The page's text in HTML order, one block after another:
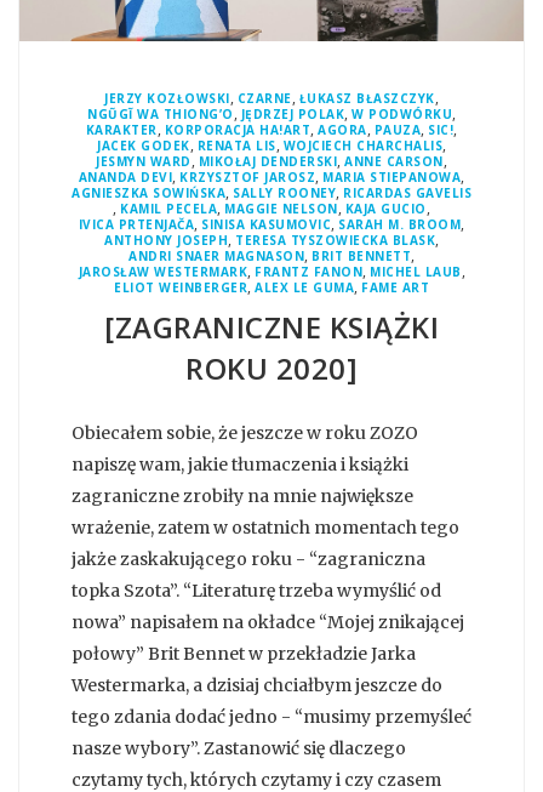
JERZY KOZŁOWSKI, CZARNE, ŁUKASZ BŁASZCZYK,
NGŨGĨ WA THIONG’O , JĘDRZEJ POLAK, W PODWÓRKU,
KARAKTER , KORPORACJA HA!ART,AGORA, PAUZA, SIC!,
JACEK GODEK, RENATA LIS, WOJCIECH CHARCHALIS,
JESMYN WARD , MIKOŁAJ DENDERSKI,ANNE CARSON,
ANANDA DEVI, KRZYSZTOF JAROSZ, MARIA STIEPANOWA,
AGNIESZKA SOWIŃSKA, SALLY ROONEY, RICARDAS GAVELIS
, KAMIL PECELA, MAGGIE NELSON, KAJA GUCIO ,
IVICA PRTENJAČA, SINISA KASUMOVIC, SARAH M. BROOM,
ANTHONY JOSEPH, TERESA TYSZOWIECKA BLASK,
ANDRI SNAER MAGNASON, BRIT BENNETT,
JAROSŁAW WESTERMARK, FRANTZ FANON, MICHEL LAUB ,
ELIOT WEINBERGER, ALEX LE GUMA, FAME ART
[ZAGRANICZNE KSIĄŻKI
ROKU 2020]
Obiecałem sobie, że jeszcze w roku ZOZO
napiszę wam, jakie tłumaczenia i książki
zagraniczne zrobiły na mnie największe
wrażenie, zatem w ostatnich momentach tego
jakże zaskakującego roku - “zagraniczna
topka Szota”. “Literaturę trzeba wymyślić od
nowa” napisałem na okładce “Mojej znikającej
połowy” Brit Bennet w przekładzie Jarka
Westermarka, a dzisiaj chciałbym jeszcze do
tego zdania dodać jedno - “musimy przemyśleć
nasze wybory”. Zastanowić się dlaczego
czytamy tych, których czytamy i czy czasem